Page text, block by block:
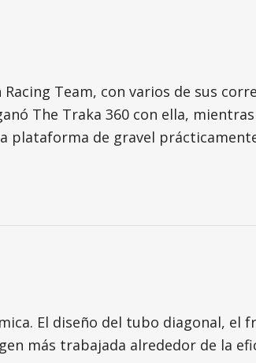
Team, con varios de sus
The Traka 360 con ella,
plataforma de gravel
El diseño del tubo diagonal, el
más trabajada alrededor de la